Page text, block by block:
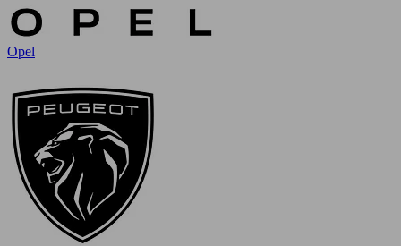
Opel